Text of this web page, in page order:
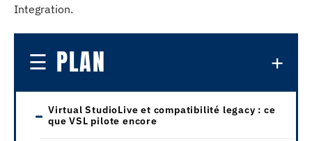
Integration.
PLAN
Virtual StudioLive et compatibilité legacy : ce
que VSL pilote encore